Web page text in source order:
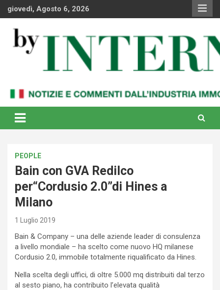
Skipgiovedì, Agosto 6, 2026
By Internews
internazionale
PEOPLE
Bain con GVA Redilco
per“Cordusio 2.0”di Hines a
Milano
1 Luglio 2019
Bain & Company – una delle aziende leader di consulenza
a livello mondiale – ha scelto come nuovo HQ milanese
Cordusio 2.0, immobile totalmente riqualificato da Hines.
Nella scelta degli uffici, di oltre 5.000 mq distribuiti dal terzo
al sesto piano, ha contribuito l’elevata qualità